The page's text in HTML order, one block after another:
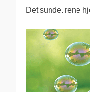
Det sunde, rene